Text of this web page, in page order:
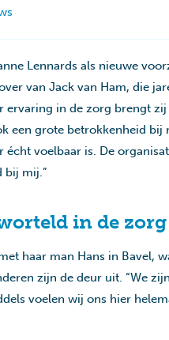
Lennards als nieuwe
van Jack van Ham, die
ervaring in de zorg brengt
een grote betrokkenheid bij
écht voelbaar is. De
bij mij.”
in de zorg
haar man Hans in Bavel,
zijn de deur uit. “We
voelen wij ons hier